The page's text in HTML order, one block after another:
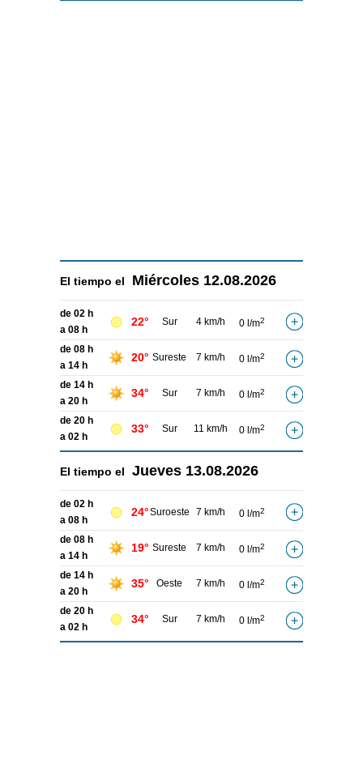
El tiempo el Miércoles 12.08.2026
de 02 h
a 08 h
22° Sur 4 km/h 0 l/m2
de 08 h
a 14 h
20° Sureste 7 km/h 0 l/m2
de 14 h
a 20 h
34° Sur 7 km/h 0 l/m2
de 20 h
a 02 h
33° Sur 11 km/h 0 l/m2
El tiempo el Jueves 13.08.2026
de 02 h
a 08 h
24°Suroeste 7 km/h 0 l/m2
de 08 h
a 14 h
19° Sureste 7 km/h 0 l/m2
de 14 h
a 20 h
35° Oeste 7 km/h 0 l/m2
de 20 h
a 02 h
34° Sur 7 km/h 0 l/m2